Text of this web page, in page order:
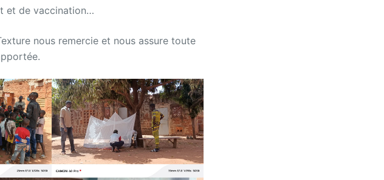
et de vaccination…
nous remercie et nous assure toute